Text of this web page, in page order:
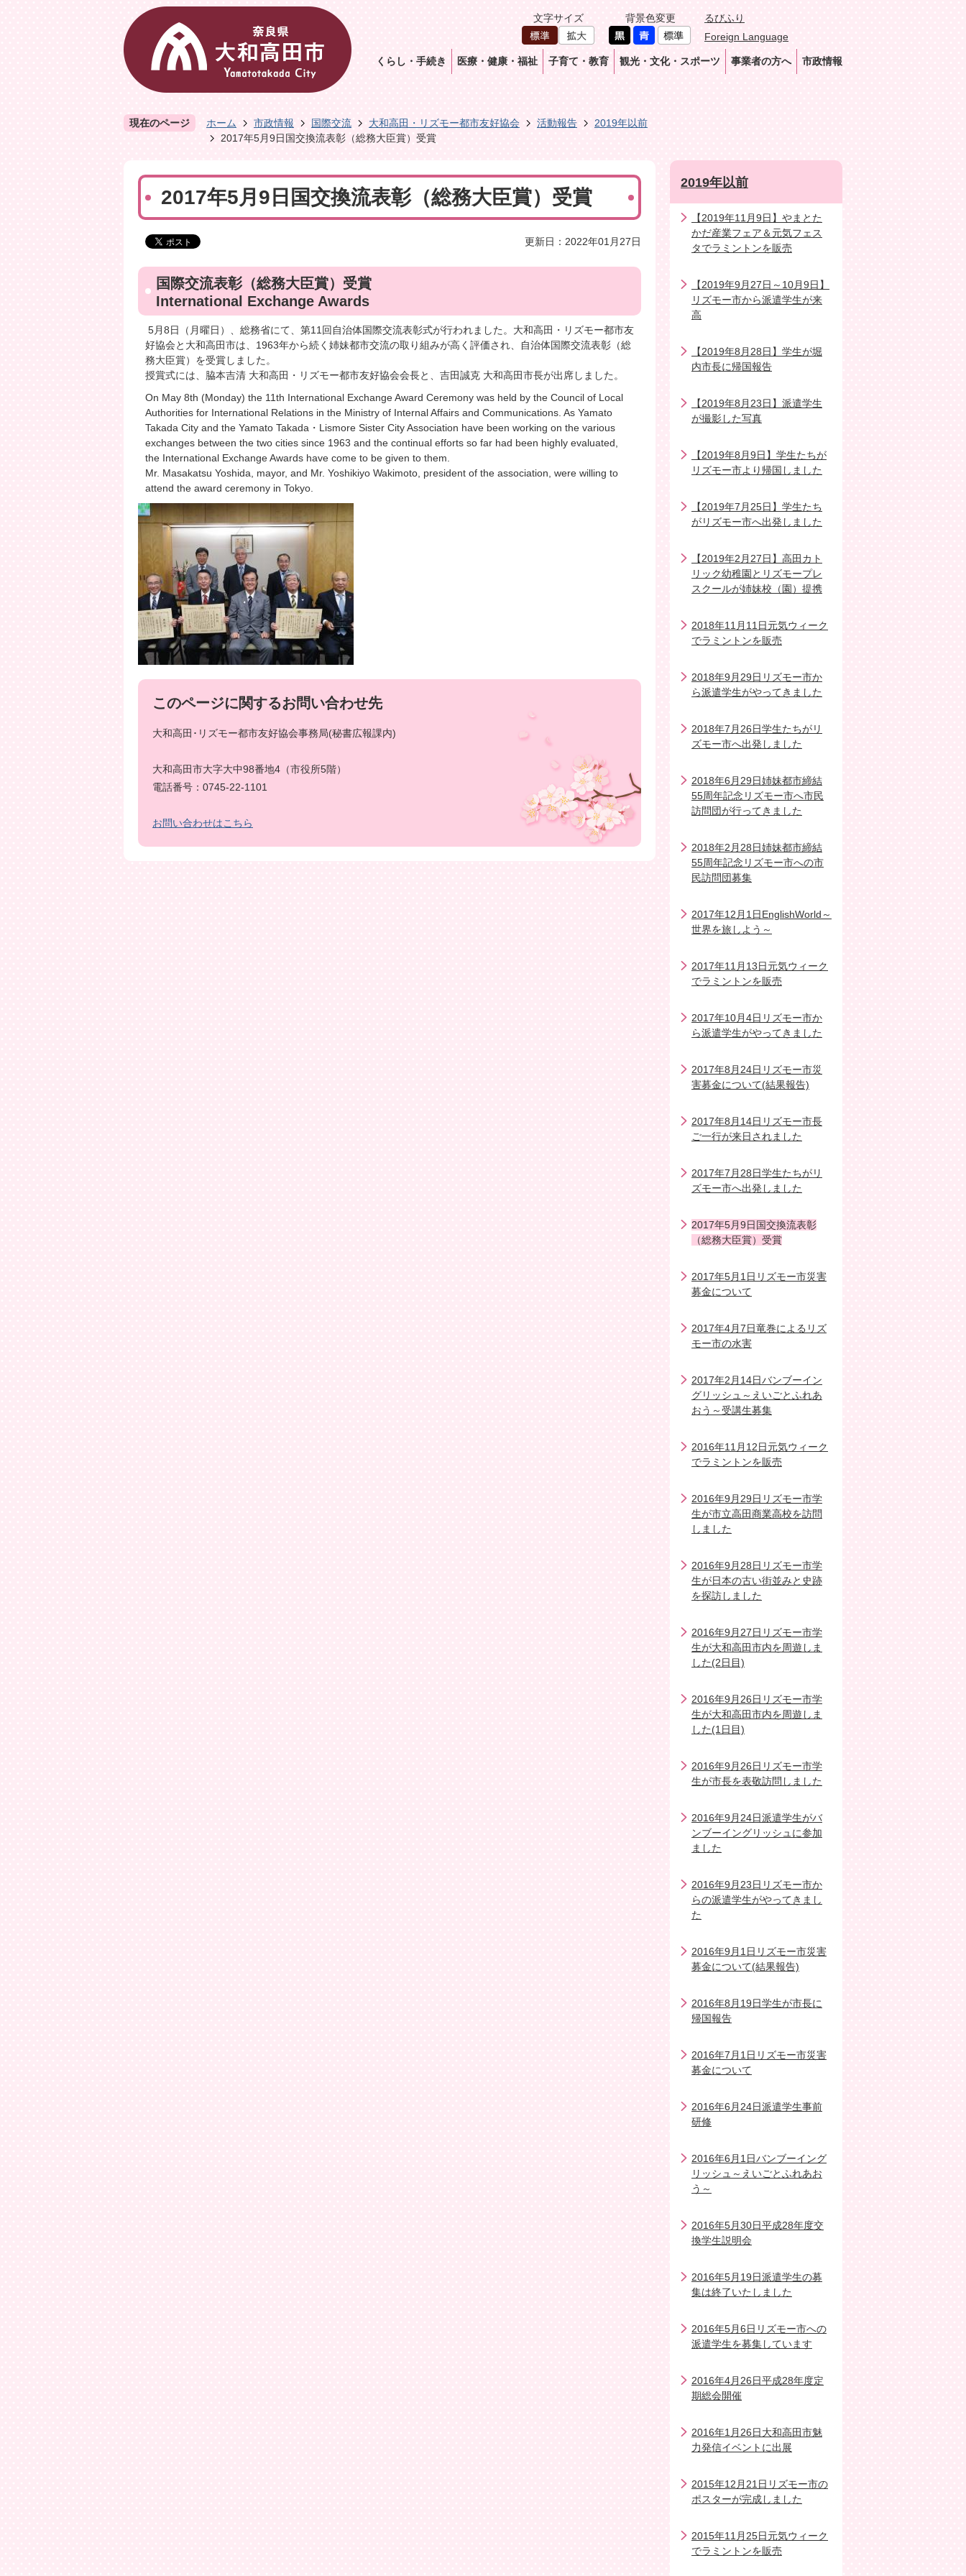
文字サイズ 背景色変更
るびふり
Foreign Language
くらし・手続き 医療・健康・福祉 子育て・教育 観光・文化・スポーツ 事業者の方へ 市政情報
現在のページ ホーム 市政情報 国際交流 大和高田・リズモー都市友好協会 活動報告
2019年以前
2017年5月9日国交換流表彰（総務大臣賞）受賞
2017年5月9日国交換流表彰（総務大臣賞）受賞
更新日：2022年01月27日
国際交流表彰（総務大臣賞）受賞
International Exchange Awards
5月8日（月曜日）、総務省にて、第11回自治体国際交流表彰式が行われました。大和高田・リズモー都市友
好協会と大和高田市は、1963年から続く姉妹都市交流の取り組みが高く評価され、自治体国際交流表彰（総
務大臣賞）を受賞しました。
授賞式には、脇本吉清 大和高田・リズモー都市友好協会会長と、吉田誠克 大和高田市長が出席しました。
On May 8th (Monday) the 11th International Exchange Award Ceremony was held by the Council of Local
Authorities for International Relations in the Ministry of Internal Affairs and Communications. As Yamato
Takada City and the Yamato Takada・Lismore Sister City Association have been working on the various
exchanges between the two cities since 1963 and the continual efforts so far had been highly evaluated,
the International Exchange Awards have come to be given to them.
Mr. Masakatsu Yoshida, mayor, and Mr. Yoshikiyo Wakimoto, president of the association, were willing to
attend the award ceremony in Tokyo.
このページに関するお問い合わせ先
大和高田･リズモー都市友好協会事務局(秘書広報課内)
大和高田市大字大中98番地4（市役所5階）
電話番号：0745-22-1101
お問い合わせはこちら
2019年以前
【2019年11月9日】やまとた
かだ産業フェア＆元気フェス
タでラミントンを販売
【2019年9月27日～10月9日】
リズモー市から派遣学生が来
高
【2019年8月28日】学生が堀
内市長に帰国報告
【2019年8月23日】派遣学生
が撮影した写真
【2019年8月9日】学生たちが
リズモー市より帰国しました
【2019年7月25日】学生たち
がリズモー市へ出発しました
【2019年2月27日】高田カト
リック幼稚園とリズモープレ
スクールが姉妹校（園）提携
2018年11月11日元気ウィーク
でラミントンを販売
2018年9月29日リズモー市か
ら派遣学生がやってきました
2018年7月26日学生たちがリ
ズモー市へ出発しました
2018年6月29日姉妹都市締結
55周年記念リズモー市へ市民
訪問団が行ってきました
2018年2月28日姉妹都市締結
55周年記念リズモー市への市
民訪問団募集
2017年12月1日EnglishWorld～
世界を旅しよう～
2017年11月13日元気ウィーク
でラミントンを販売
2017年10月4日リズモー市か
ら派遣学生がやってきました
2017年8月24日リズモー市災
害募金について(結果報告)
2017年8月14日リズモー市長
ご一行が来日されました
2017年7月28日学生たちがリ
ズモー市へ出発しました
2017年5月9日国交換流表彰
（総務大臣賞）受賞
2017年5月1日リズモー市災害
募金について
2017年4月7日竜巻によるリズ
モー市の水害
2017年2月14日バンブーイン
グリッシュ～えいごとふれあ
おう～受講生募集
2016年11月12日元気ウィーク
でラミントンを販売
2016年9月29日リズモー市学
生が市立高田商業高校を訪問
しました
2016年9月28日リズモー市学
生が日本の古い街並みと史跡
を探訪しました
2016年9月27日リズモー市学
生が大和高田市内を周遊しま
した(2日目)
2016年9月26日リズモー市学
生が大和高田市内を周遊しま
した(1日目)
2016年9月26日リズモー市学
生が市長を表敬訪問しました
2016年9月24日派遣学生がバ
ンブーイングリッシュに参加
ました
2016年9月23日リズモー市か
らの派遣学生がやってきまし
た
2016年9月1日リズモー市災害
募金について(結果報告)
2016年8月19日学生が市長に
帰国報告
2016年7月1日リズモー市災害
募金について
2016年6月24日派遣学生事前
研修
2016年6月1日バンブーイング
リッシュ～えいごとふれあお
う～
2016年5月30日平成28年度交
換学生説明会
2016年5月19日派遣学生の募
集は終了いたしました
2016年5月6日リズモー市への
派遣学生を募集しています
2016年4月26日平成28年度定
期総会開催
2016年1月26日大和高田市魅
力発信イベントに出展
2015年12月21日リズモー市の
ポスターが完成しました
2015年11月25日元気ウィーク
でラミントンを販売